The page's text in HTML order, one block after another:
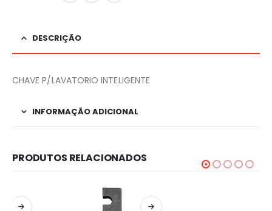
DESCRIÇÃO
CHAVE P/LAVATORIO INTELIGENTE
INFORMAÇÃO ADICIONAL
PRODUTOS RELACIONADOS